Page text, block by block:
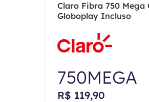
Claro Fibra 750 Mega
Globoplay Incluso
750MEGA
R$ 119,90